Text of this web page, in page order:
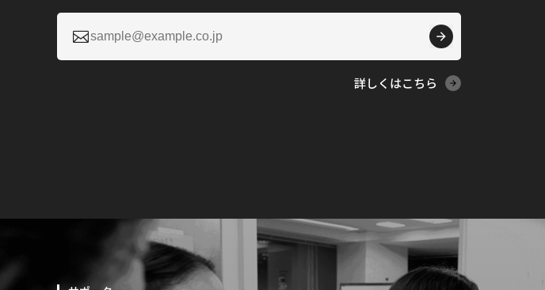

詳しくはこちら